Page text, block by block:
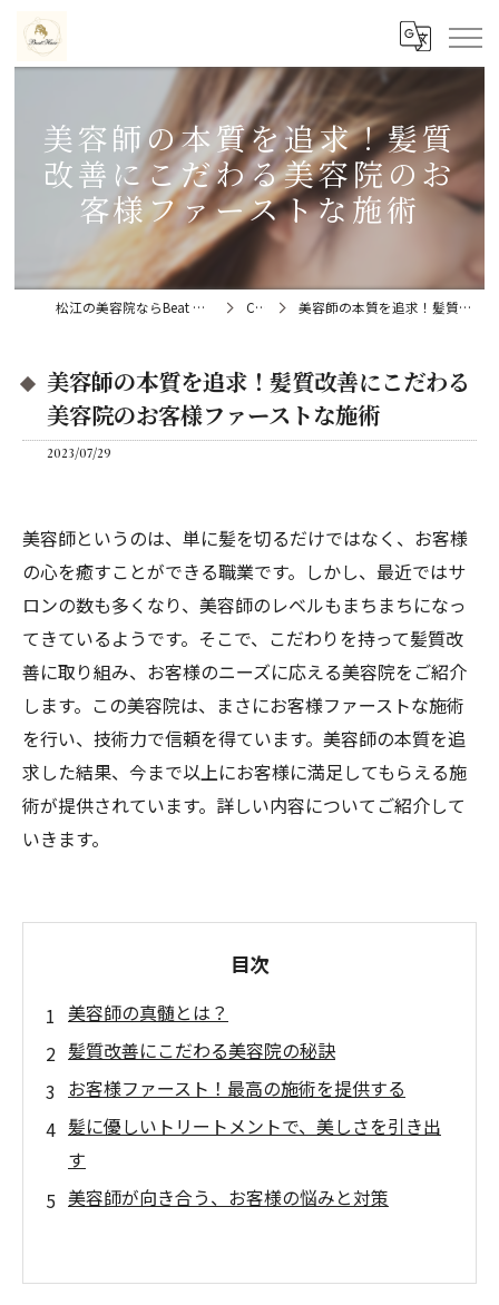
美容師の本質を追求！髪質
改善にこだわる美容院のお
客様ファーストな施術
松江の美容院ならBeat Hair（ビートヘアー）髪質改善特化型サロン Column 美容師の本質を追求！髪質改善にこだわる美容院のお客様ファーストな施術
美容師の本質を追求！髪質改善にこだわる
美容院のお客様ファーストな施術
2023/07/29
美容師というのは、単に髪を切るだけではなく、お客様
の心を癒すことができる職業です。しかし、最近ではサ
ロンの数も多くなり、美容師のレベルもまちまちになっ
てきているようです。そこで、こだわりを持って髪質改
善に取り組み、お客様のニーズに応える美容院をご紹介
します。この美容院は、まさにお客様ファーストな施術
を行い、技術力で信頼を得ています。美容師の本質を追
求した結果、今まで以上にお客様に満足してもらえる施
術が提供されています。詳しい内容についてご紹介して
いきます。
目次
美容師の真髄とは？
髪質改善にこだわる美容院の秘訣
お客様ファースト！最高の施術を提供する
髪に優しいトリートメントで、美しさを引き出
す
美容師が向き合う、お客様の悩みと対策